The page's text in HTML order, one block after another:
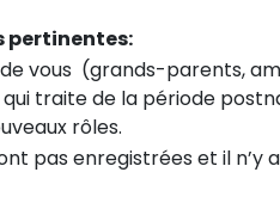
pertinentes:
vous (grands-parents,
traite de la période
rôles.
pas enregistrées et il